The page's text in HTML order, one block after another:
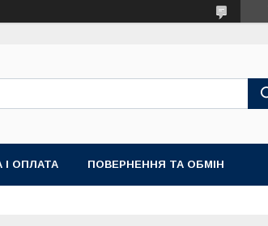
І ОПЛАТА ПОВЕРНЕННЯ ТА ОБМІН